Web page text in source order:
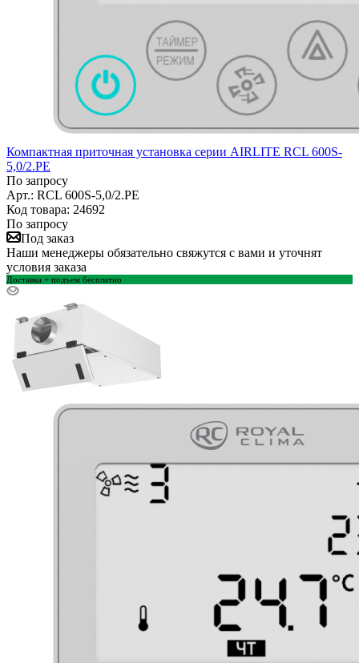
Компактная приточная установка серии AIRLITE RCL 600S-
5,0/2.PE
По запросу
Арт.: RCL 600S-5,0/2.PE
Код товара: 24692
По запросу
Под заказ
Наши менеджеры обязательно свяжутся с вами и уточнят
условия заказа
Доставка + подъем бесплатно